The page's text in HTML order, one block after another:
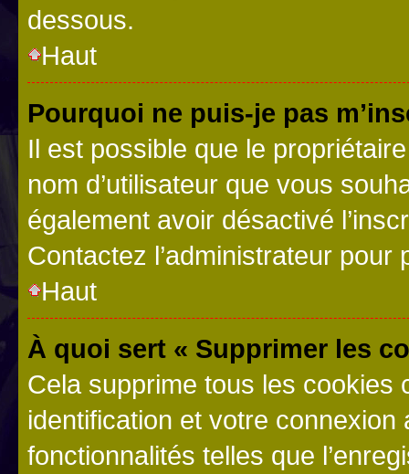
dessous.
Haut
Pourquoi ne puis-je pas
Il est possible que le
nom d’utilisateur que vous
également avoir désactivé
Contactez l’administrateur
Haut
À quoi sert « Supprimer les
Cela supprime tous les cookies
identification et votre
fonctionnalités telles que